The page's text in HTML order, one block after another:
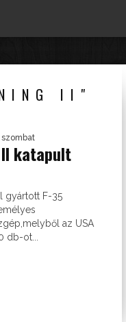
II"
szombat
katapult
gyártott F-35
az USA
db-ot...